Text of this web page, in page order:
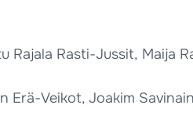
Rajala Rasti-Jussit, Maija
Erä-Veikot, Joakim